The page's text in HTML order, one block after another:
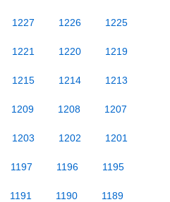
1227 1226 1225
1221 1220 1219
1215 1214 1213
1209 1208 1207
1203 1202 1201
1197 1196 1195
1191 1190 1189